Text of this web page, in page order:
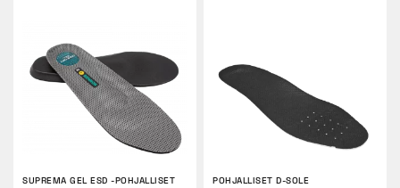
SUPREMA GEL ESD -POHJALLISET POHJALLISET D-SOLE